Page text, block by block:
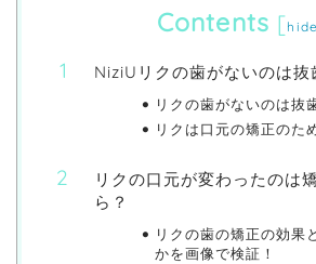
Contents [hide
NiziUリクの歯がないのは抜
リクの歯がないのは抜
リクは口元の矯正のた
リクの口元が変わったのは
ら？
リクの歯の矯正の効果
かを画像で検証！